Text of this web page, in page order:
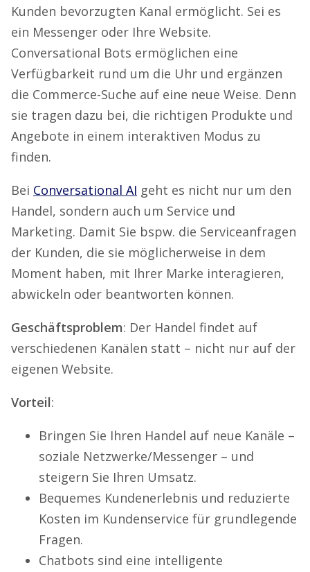
Kunden bevorzugten Kanal ermöglicht. Sei es
ein Messenger oder Ihre Website.
Conversational Bots ermöglichen eine
Verfügbarkeit rund um die Uhr und ergänzen
die Commerce-Suche auf eine neue Weise. Denn
sie tragen dazu bei, die richtigen Produkte und
Angebote in einem interaktiven Modus zu
finden.
Bei Conversational AI geht es nicht nur um den
Handel, sondern auch um Service und
Marketing. Damit Sie bspw. die Serviceanfragen
der Kunden, die sie möglicherweise in dem
Moment haben, mit Ihrer Marke interagieren,
abwickeln oder beantworten können.
Geschäftsproblem: Der Handel findet auf
verschiedenen Kanälen statt – nicht nur auf der
eigenen Website.
Vorteil:
Bringen Sie Ihren Handel auf neue Kanäle –
soziale Netzwerke/Messenger – und
steigern Sie Ihren Umsatz.
Bequemes Kundenerlebnis und reduzierte
Kosten im Kundenservice für grundlegende
Fragen.
Chatbots sind eine intelligente